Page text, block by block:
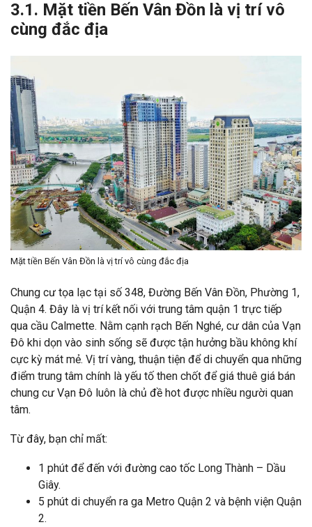
3.1. Mặt tiền Bến Vân Đồn là vị trí vô
cùng đắc địa
Mặt tiền Bến Vân Đồn là vị trí vô cùng đắc địa
Chung cư tọa lạc tại số 348, Đường Bến Vân Đồn, Phường 1,
Quận 4. Đây là vị trí kết nối với trung tâm quận 1 trực tiếp
qua cầu Calmette. Nằm cạnh rạch Bến Nghé, cư dân của Vạn
Đô khi dọn vào sinh sống sẽ được tận hưởng bầu không khí
cực kỳ mát mẻ. Vị trí vàng, thuận tiện để di chuyển qua những
điểm trung tâm chính là yếu tố then chốt để giá thuê giá bán
chung cư Vạn Đô luôn là chủ đề hot được nhiều người quan
tâm.
Từ đây, bạn chỉ mất:
1 phút để đến với đường cao tốc Long Thành – Dầu
Giây.
5 phút di chuyển ra ga Metro Quận 2 và bệnh viện Quận
2.